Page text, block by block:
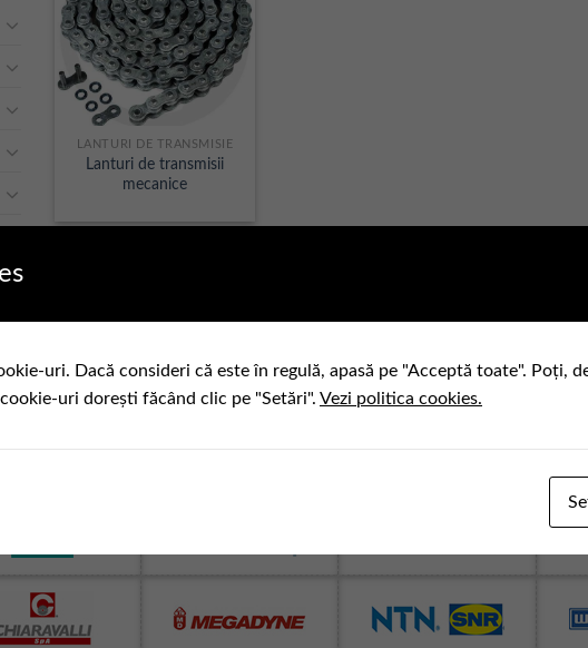
LANTURI DE TRANSMISIE
Lanturi de transmisii
mecanice
uri. Dacă consideri că este în regulă, apasă pe "Acceptă toate". Poți,
uri dorești făcând clic pe "Setări". Vezi politica cookies.